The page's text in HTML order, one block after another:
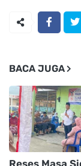
BACA JUGA
Reses Masa